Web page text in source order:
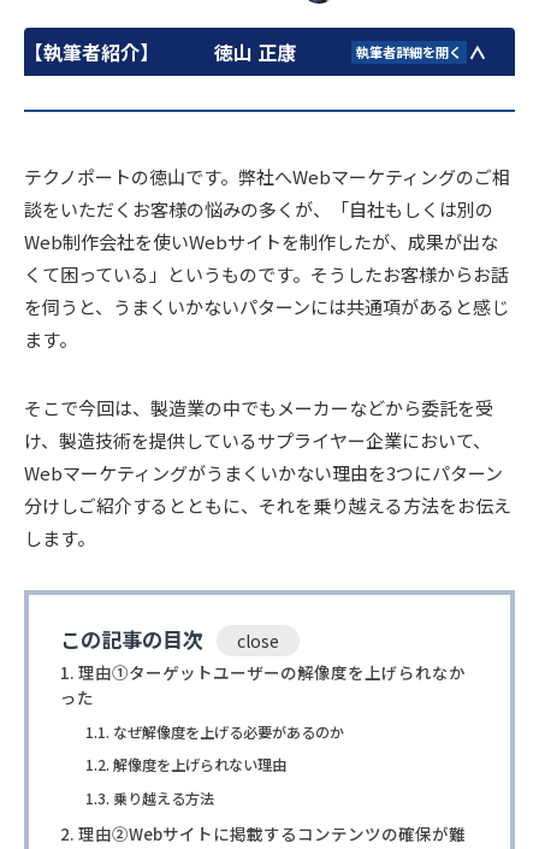
【執筆者紹介】 徳山 正康 執筆者詳細を開く
テクノポートの徳山です。弊社へWebマーケティングのご相
談をいただくお客様の悩みの多くが、「自社もしくは別の
Web制作会社を使いWebサイトを制作したが、成果が出な
くて困っている」というものです。そうしたお客様からお話
を伺うと、うまくいかないパターンには共通項があると感じ
ます。
そこで今回は、製造業の中でもメーカーなどから委託を受
け、製造技術を提供しているサプライヤー企業において、
Webマーケティングがうまくいかない理由を3つにパターン
分けしご紹介するとともに、それを乗り越える方法をお伝え
します。
この記事の目次
理由①ターゲットユーザーの解像度を上げられなか
った
なぜ解像度を上げる必要があるのか
解像度を上げられない理由
乗り越える方法
理由②Webサイトに掲載するコンテンツの確保が難